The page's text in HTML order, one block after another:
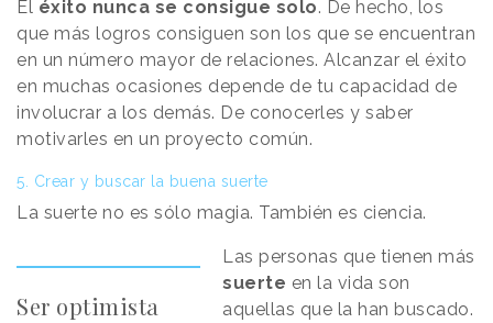
El éxito nunca se consigue solo. De hecho, los
que más logros consiguen son los que se encuentran
en un número mayor de relaciones. Alcanzar el éxito
en muchas ocasiones depende de tu capacidad de
involucrar a los demás. De conocerles y saber
motivarles en un proyecto común.
5. Crear y buscar la buena suerte
La suerte no es sólo magia. También es ciencia.
Ser optimista
Las personas que tienen más
suerte en la vida son
aquellas que la han buscado.